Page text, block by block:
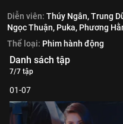
Diễn viên: Thúy Ngân,Trung
Ngọc Thuận, Puka, Phương
Thể loại: Phim hành động
Danh sách tập
7/7 tập
01-07